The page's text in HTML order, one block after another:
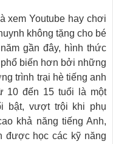
xem Youtube hay chơi
không tặng cho bé
gần đây, hình thức
biến hơn bởi những
trình trại hè tiếng anh
10 đến 15 tuổi là một
bật, vượt trội khi phụ
khả năng tiếng Anh,
được học các kỹ năng